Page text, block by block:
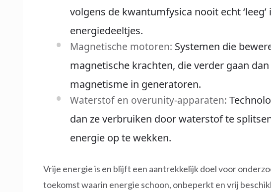
volgens de kwantumfysica nooit echt
energiedeeltjes.
Magnetische motoren: Systemen die
magnetische krachten, die verder gaan
magnetisme in generatoren.
Waterstof en overunity-apparaten:
dan ze verbruiken door waterstof te
energie op te wekken.
Vrije energie is en blijft een aantrekkelijk doel voor
toekomst waarin energie schoon, onbeperkt en vrij